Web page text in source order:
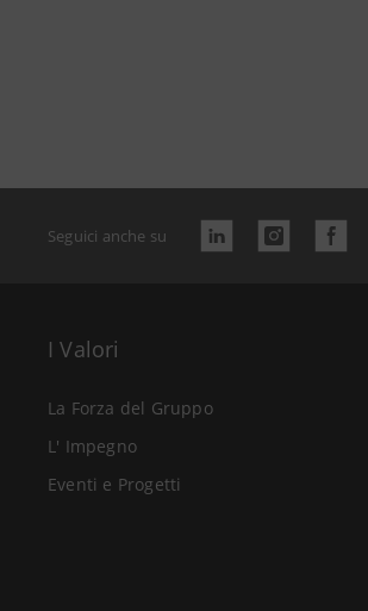
Seguici anche su
I Valori
La Forza del Gruppo
L' Impegno
Eventi e Progetti